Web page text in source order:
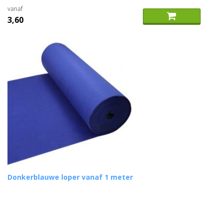
vanaf
3,60
Donkerblauwe loper vanaf 1 meter